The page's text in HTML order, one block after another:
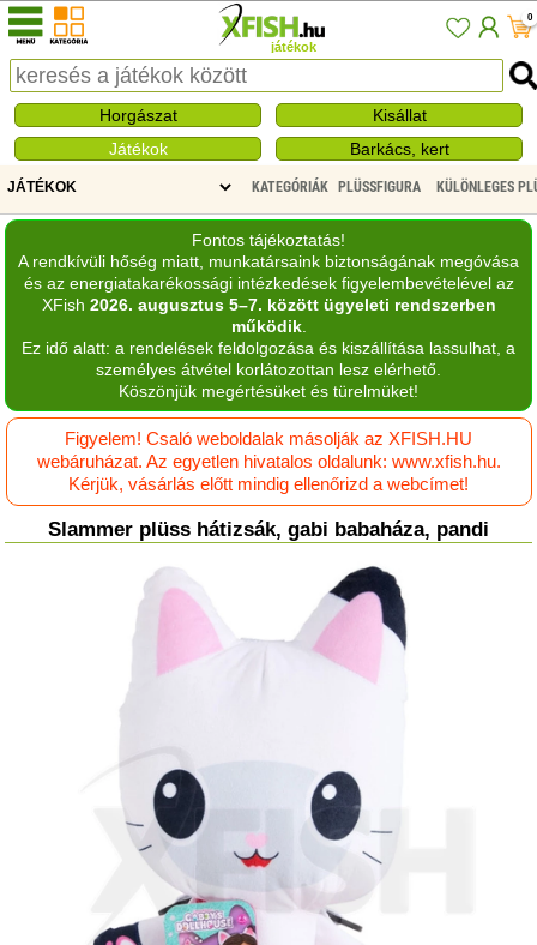
játékok
0
Horgászat
Kisállat
Játékok
Barkács, kert
KATEGÓRIÁK PLÜSSFIGURA KÜLÖNLEGES
Fontos tájékoztatás!
A rendkívüli hőség miatt, munkatársaink biztonságának megóvása
és az energiatakarékossági intézkedések figyelembevételével az
XFish 2026. augusztus 5–7. között ügyeleti rendszerben
működik.
Ez idő alatt: a rendelések feldolgozása és kiszállítása lassulhat, a
személyes átvétel korlátozottan lesz elérhető.
Köszönjük megértésüket és türelmüket!
Figyelem! Csaló weboldalak másolják az XFISH.HU
webáruházat. Az egyetlen hivatalos oldalunk: www.xfish.hu.
Kérjük, vásárlás előtt mindig ellenőrizd a webcímet!
Slammer plüss hátizsák, gabi babaháza, pandi